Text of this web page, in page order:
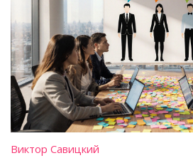
Виктор Савицкий